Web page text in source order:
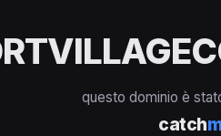
questo dominio è
catch